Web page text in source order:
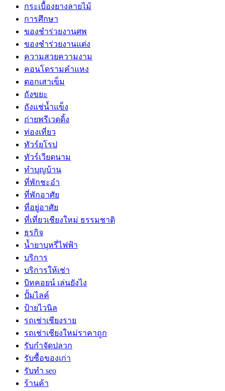
กระเบื้องยางลายไม้
การศึกษา
ของชำร่วยงานศพ
ของชำร่วยงานแต่ง
ความสวยความงาม
คอนโดรามคำแหง
ตอกเสาเข็ม
ถังขยะ
ถังแช่น้ำแข็ง
ถ่ายพรีเวดดิ้ง
ท่องเที่ยว
ทัวร์ยุโรป
ทัวร์เวียดนาม
ทำบุญบ้าน
ที่พักชะอำ
ที่พักอาศัย
ที่อยู่อาศัย
ที่เที่ยวเชียงใหม่ ธรรมชาติ
ธุรกิจ
น้ำยาบุหรี่ไฟฟ้า
บริการ
บริการให้เช่า
บิทคอยน์ เล่นยังไง
ปั้มไลค์
ป้ายไวนิล
รถเช่าเชียงราย
รถเช่าเชียงใหม่ราคาถูก
รับกำจัดปลวก
รับซื้อของเก่า
รับทำ seo
ร้านค้า